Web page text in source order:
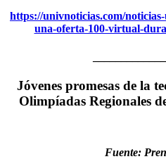
https://univnoticias.com/
una-oferta-100-virtual-
Jóvenes promesas de la
Olimpíadas Regionales
Fuente: